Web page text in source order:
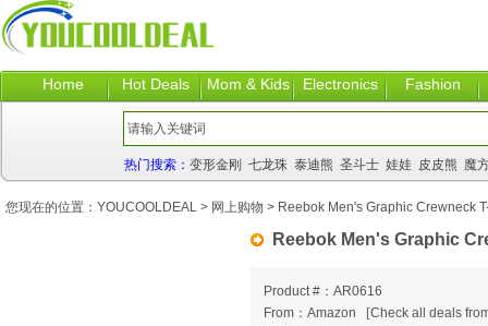
Home Hot Deals Mom & Kids Electronics Fashion
热门搜索： 变形金刚 七龙珠 泰迪熊 圣斗士 娃娃 皮皮熊 魔
Reebok Men's Graphic
Product #：AR0616
From：Amazon
[Check all deals
您现在的位置： YOUCOOLDEAL > 网上购物 > Reebok Men's Graphic Crewneck